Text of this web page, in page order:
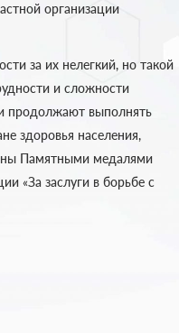
организации
за их нелегкий, но такой
и сложности
продолжают выполнять
здоровья населения,
Памятными медалями
«За заслуги в борьбе с